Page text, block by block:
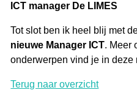
ICT manager De LIMES
Tot slot ben ik heel blij met
nieuwe Manager ICT. Meer
onderwerpen vind je in
Terug naar overzicht